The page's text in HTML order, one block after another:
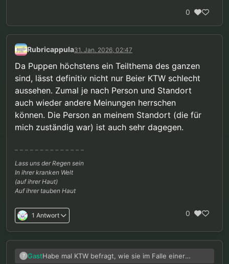
0
Rubricappula31. Jan. 2026, 02:47
Da Puppen höchstens ein Teilthema des ganzen
sind, lässt definitiv nicht nur Beier KTW schlecht
aussehen. Zumal je nach Person und Standort
auch wieder andere Meinungen herrschen
können. Die Person an meinem Standort (die für
mich zuständig war) ist auch sehr dagegen.
Lass uns der Regen sein
In ihrer kranken Welt
(auf ihrer Haut)
Auf ihrer tauben Haut
1 Antwort 0
? GastHabe mal KTW befragt, wie sie im Falle einer